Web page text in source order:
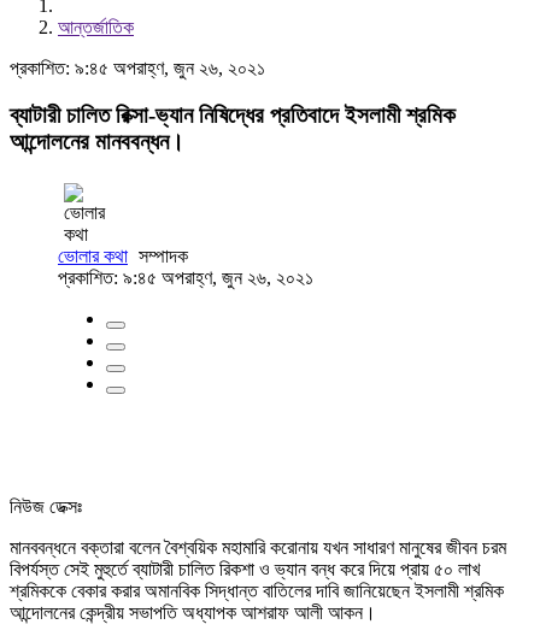
আন্তর্জাতিক
প্রকাশিত: ৯:৪৫ অপরাহ্ণ, জুন ২৬, ২০২১
ব্যাটারী চালিত রিক্সা-ভ্যান নিষিদ্ধের প্রতিবাদে ইসলামী শ্রমিক
আন্দোলনের মানববন্ধন।
ভোলার কথা সম্পাদক
প্রকাশিত: ৯:৪৫ অপরাহ্ণ, জুন ২৬, ২০২১
নিউজ ডেক্সঃ
মানববন্ধনে বক্তারা বলেন বৈশ্বয়িক মহামারি করোনায় যখন সাধারণ মানুষের জীবন চরম
বিপর্যস্ত সেই মুহুর্তে ব্যাটারী চালিত রিকশা ও ভ্যান বন্ধ করে দিয়ে প্রায় ৫০ লাখ
শ্রমিককে বেকার করার অমানবিক সিদ্ধান্ত বাতিলের দাবি জানিয়েছেন ইসলামী শ্রমিক
আন্দোলনের কেন্দ্রীয় সভাপতি অধ্যাপক আশরাফ আলী আকন।